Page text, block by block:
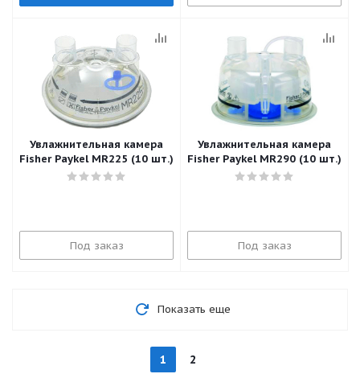
Увлажнительная камера
Fisher Paykel MR225 (10 шт.)
Под заказ
Увлажнительная камера
Fisher Paykel MR290 (10 шт.)
Под заказ
Показать еще
1 2